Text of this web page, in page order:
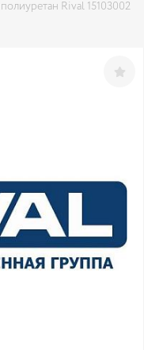
Rival 15103002